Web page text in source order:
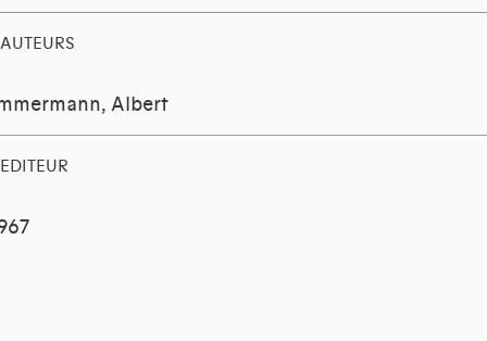
AUTEURS
Albert
EDITEUR